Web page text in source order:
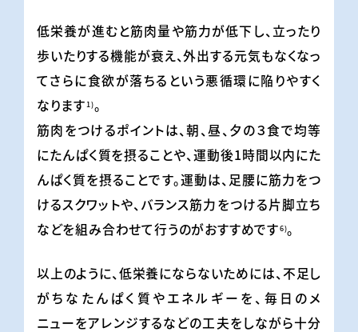
低栄養が進むと筋肉量や筋力が低下し、立ったり
歩いたりする機能が衰え、外出する元気もなくなっ
てさらに食欲が落ちるという悪循環に陥りやすく
なります 1)。
筋肉をつけるポイントは、朝、昼、夕の３食で均等
にたんぱく質を摂ることや、運動後1時間以内にた
んぱく質を摂ることです。運動は、足腰に筋力をつ
けるスクワットや、バランス筋力をつける片脚立ち
などを組み合わせて行うのがおすすめです6)。
以上のように、低栄養にならないためには、不足し
がちなたんぱく質やエネルギーを、毎日のメ
ニューをアレンジするなどの工夫をしながら十分